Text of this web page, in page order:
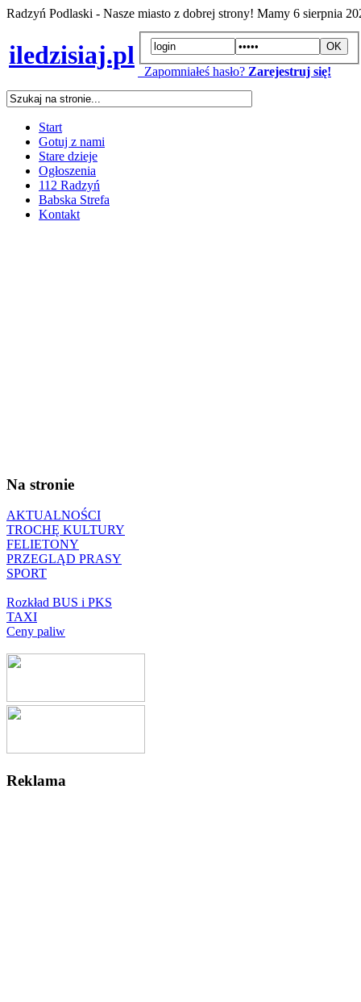
Radzyń Podlaski - Nasze miasto z dobrej strony! Mamy 6 sierpnia
iledzisiaj.pl
Zapomniałeś hasło? Zarejestruj się!
Start
Gotuj z nami
Stare dzieje
Ogłoszenia
112 Radzyń
Babska Strefa
Kontakt
Na stronie
AKTUALNOŚCI
TROCHĘ KULTURY
FELIETONY
PRZEGLĄD PRASY
SPORT
Rozkład BUS i PKS
TAXI
Ceny paliw
Reklama